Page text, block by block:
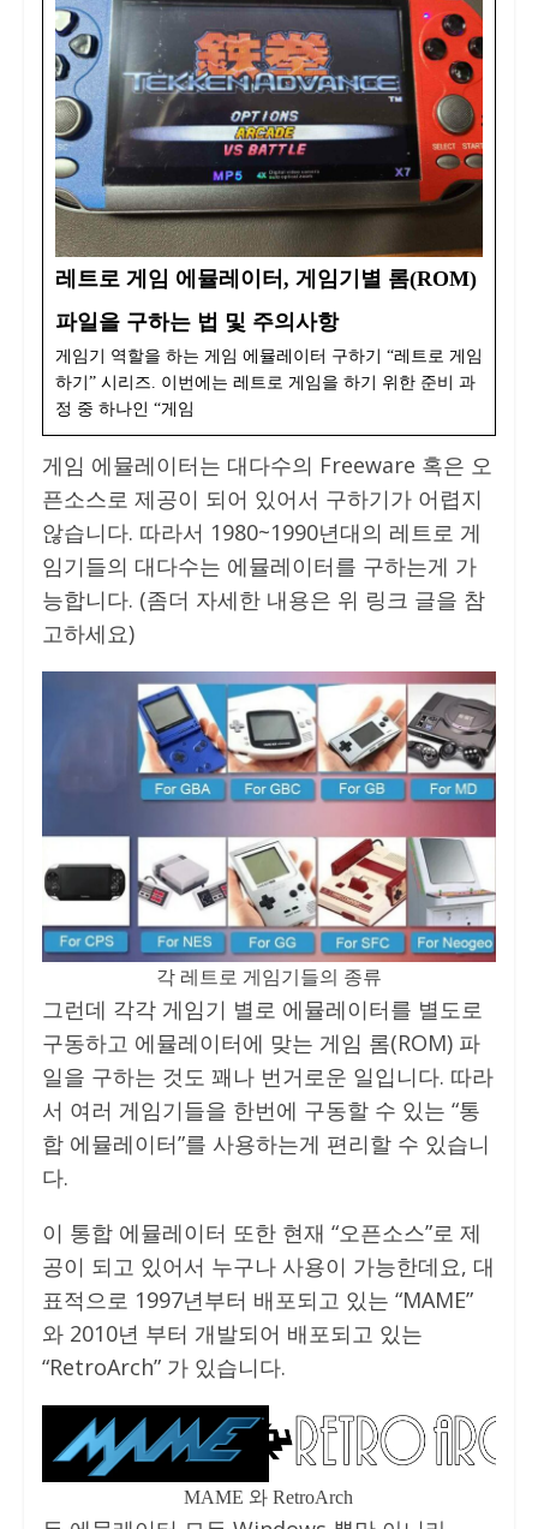
레트로 게임 에뮬레이터, 게임기별 롬(ROM)
파일을 구하는 법 및 주의사항
게임기 역할을 하는 게임 에뮬레이터 구하기 “레트로 게임
하기” 시리즈. 이번에는 레트로 게임을 하기 위한 준비 과
정 중 하나인 “게임
게임 에뮬레이터는 대다수의 Freeware 혹은 오
픈소스로 제공이 되어 있어서 구하기가 어렵지
않습니다. 따라서 1980~1990년대의 레트로 게
임기들의 대다수는 에뮬레이터를 구하는게 가
능합니다. (좀더 자세한 내용은 위 링크 글을 참
고하세요)
각 레트로 게임기들의 종류
그런데 각각 게임기 별로 에뮬레이터를 별도로
구동하고 에뮬레이터에 맞는 게임 롬(ROM) 파
일을 구하는 것도 꽤나 번거로운 일입니다. 따라
서 여러 게임기들을 한번에 구동할 수 있는 “통
합 에뮬레이터”를 사용하는게 편리할 수 있습니
다.
이 통합 에뮬레이터 또한 현재 “오픈소스”로 제
공이 되고 있어서 누구나 사용이 가능한데요, 대
표적으로 1997년부터 배포되고 있는 “MAME”
와 2010년 부터 개발되어 배포되고 있는
“RetroArch” 가 있습니다.
MAME 와 RetroArch